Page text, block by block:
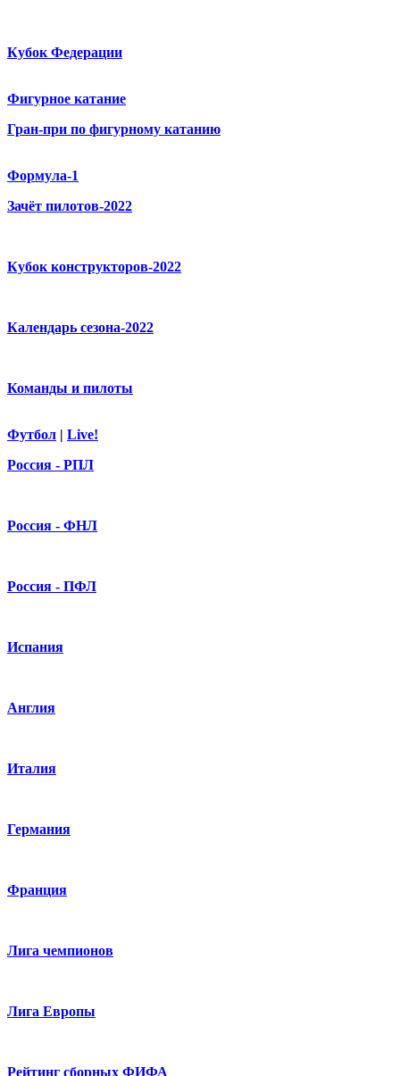
Кубок Федерации
Фигурное катание
Гран-при по фигурному катанию
Формула-1
Зачёт пилотов-2022
Кубок конструкторов-2022
Календарь сезона-2022
Команды и пилоты
Футбол | Live!
Россия - РПЛ
Россия - ФНЛ
Россия - ПФЛ
Испания
Англия
Италия
Германия
Франция
Лига чемпионов
Лига Европы
Рейтинг сборных ФИФА